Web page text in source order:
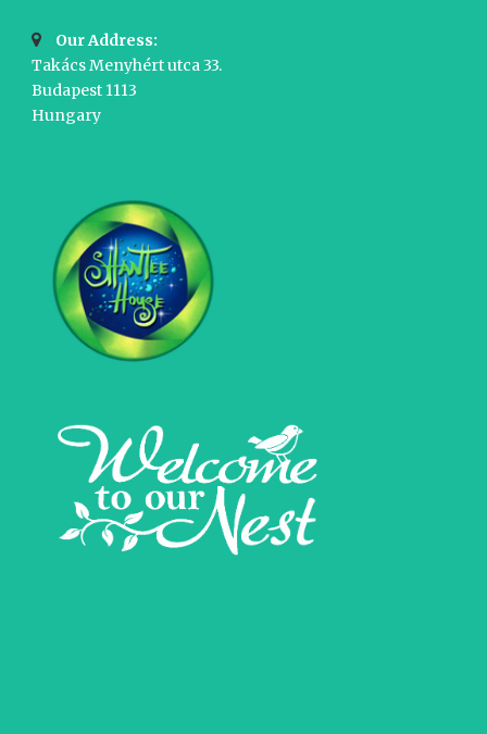
Our Address:
Takács Menyhért utca 33.
Budapest 1113
Hungary